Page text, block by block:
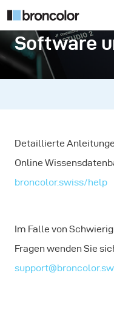
Software
Detaillierte
Online
broncolor.swiss/help
Im Falle von
Fragen wenden Sie